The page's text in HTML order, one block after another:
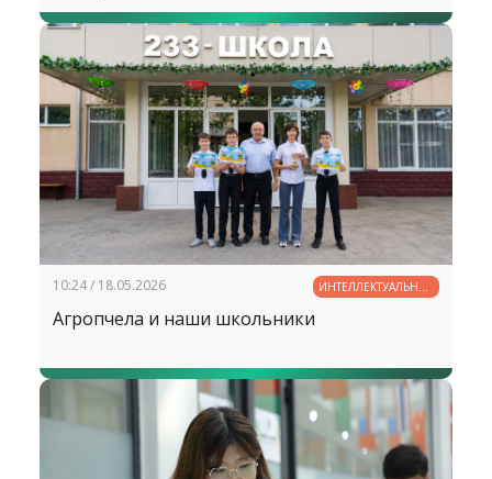
10:24 / 18.05.2026
ИНТЕЛЛЕКТУАЛЬНЫЙ
ПОТЕНЦИАЛ
Агропчела и наши школьники